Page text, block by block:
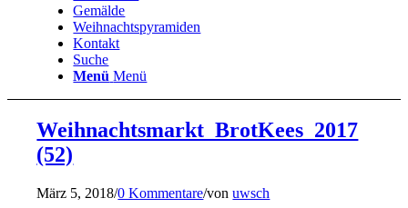
Gemälde
Weihnachtspyramiden
Kontakt
Suche
Menü Menü
Weihnachtsmarkt_BrotKees_2017
(52)
März 5, 2018/0 Kommentare/vonuwsch